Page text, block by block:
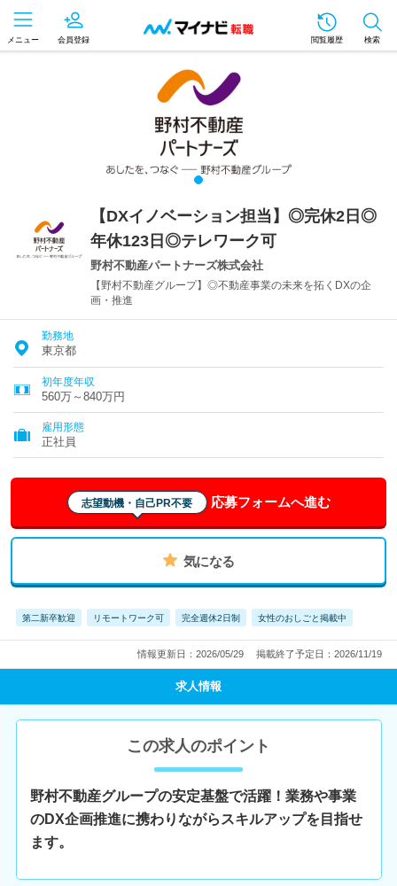
メニュー 会員登録 閲覧履歴 検索
【DXイノベーション担当】◎完休2日◎
年休123日◎テレワーク可
野村不動産パートナーズ株式会社
【野村不動産グループ】◎不動産事業の未来を拓くDXの企
画・推進
勤務地
東京都
初年度年収
560万～840万円
雇用形態
正社員
志望動機・自己PR不要 応募フォームへ進む
気になる
第二新卒歓迎 リモートワーク可 完全週休2日制 女性のおしごと掲載中
情報更新日：2026/05/29 掲載終了予定日：2026/11/19
求人情報
この求人のポイント
野村不動産グループの安定基盤で活躍！業務や事業
のDX企画推進に携わりながらスキルアップを目指せ
ます。